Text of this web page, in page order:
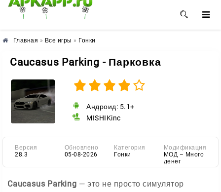
🌸 🌼 🌺
Главная » Все игры » Гонки
Caucasus Parking - Парковка
Андроид: 5.1+
MISHIKinc
Версия
28.3
Обновлено
05-08-2026
Категория
Гонки
Модификация
МОД – Много
денег
Caucasus Parking — это не просто симулятор